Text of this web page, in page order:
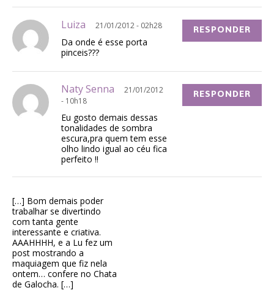
Luiza 21/01/2012 - 02h28
Da onde é esse porta
pinceis???
RESPONDER
Naty Senna
21/01/2012
- 10h18
Eu gosto demais dessas
tonalidades de sombra
escura,pra quem tem esse
olho lindo igual ao céu fica
perfeito !!
RESPONDER
[…] Bom demais poder
trabalhar se divertindo
com tanta gente
interessante e criativa.
AAAHHHH, e a Lu fez um
post mostrando a
maquiagem que fiz nela
ontem… confere no Chata
de Galocha. […]